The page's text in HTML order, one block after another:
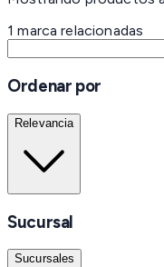
1 marca relacionadas
Ordenar por
Relevancia
Sucursal
Sucursales